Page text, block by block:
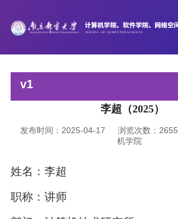
v1
李超（2025）
发布时间：2025-04-17 浏览次数： 2655
机学院
姓名：李超
职称：讲师